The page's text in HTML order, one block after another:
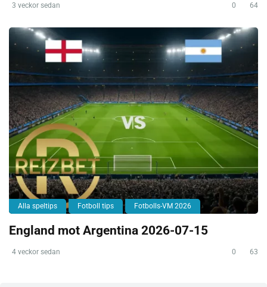
3 veckor sedan 0 64
Alla speltips Fotboll tips Fotbolls-VM 2026
England mot Argentina 2026-07-15
4 veckor sedan 0 63